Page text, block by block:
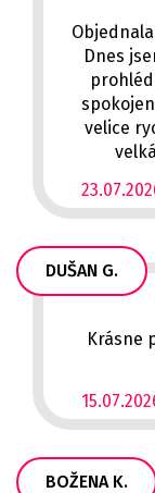
Dnes
velice
DUŠAN G.
Krásne
BOŽENA K.